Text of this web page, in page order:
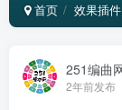
首页 效果插件
251编曲
2年前发布